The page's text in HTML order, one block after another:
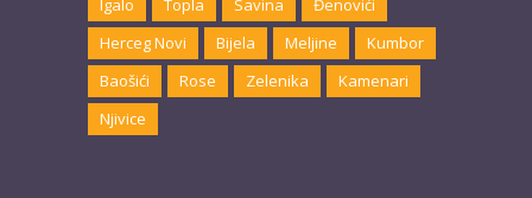
Igalo Topla Savina
Đenovići
Herceg Novi
Bijela Meljine
Kumbor
Baošići
Rose Zelenika
Kamenari
Njivice